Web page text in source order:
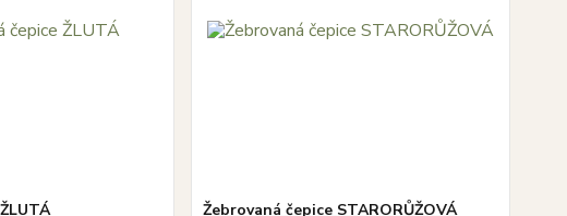
Žebrovaná čepice STARORŮŽOVÁ